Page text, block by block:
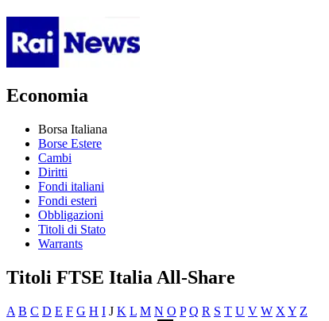
Economia
Borsa Italiana
Borse Estere
Cambi
Diritti
Fondi italiani
Fondi esteri
Obbligazioni
Titoli di Stato
Warrants
Titoli FTSE Italia All-Share
A B C D E F G H I J K L M N O P Q R S T U V W X Y Z